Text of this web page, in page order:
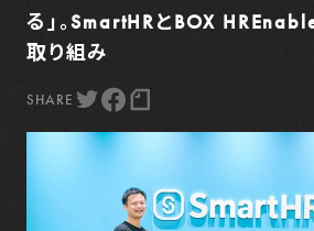
る」。SmartHRとBOX
取り組み
SHARE